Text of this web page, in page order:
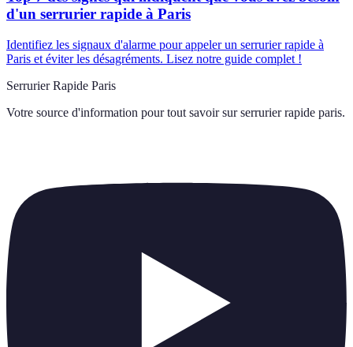
d'un serrurier rapide à Paris
Identifiez les signaux d'alarme pour appeler un serrurier rapide à
Paris et éviter les désagréments. Lisez notre guide complet !
Serrurier Rapide Paris
Votre source d'information pour tout savoir sur serrurier rapide paris.